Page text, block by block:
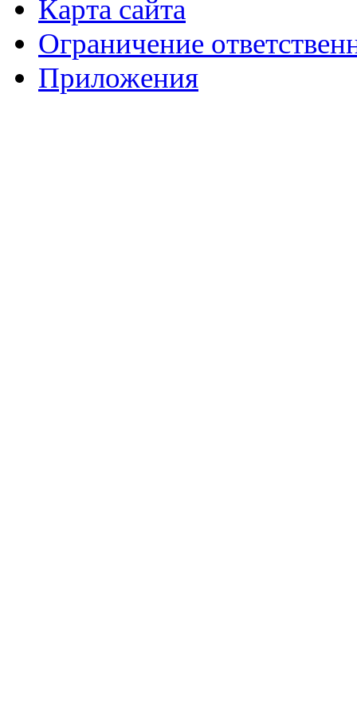
Карта сайта
Ограничение
Приложения